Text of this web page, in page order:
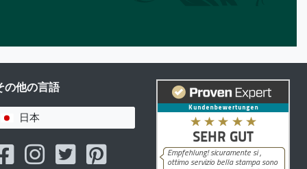
の他の言語
日本